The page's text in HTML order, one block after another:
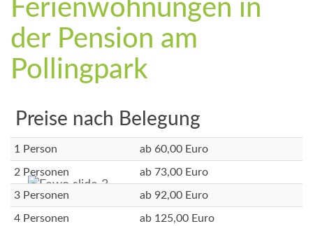
Ferienwohnungen in
der Pension am
Pollingpark
Preise nach Belegung
1 Person ab 60,00 Euro
2 Personen ab 73,00 Euro
3 Personen ab 92,00 Euro
4 Personen ab 125,00 Euro